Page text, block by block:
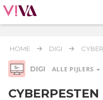
HOME DIGI
DIGI ALLE PIJLERS
CYBERPESTEN